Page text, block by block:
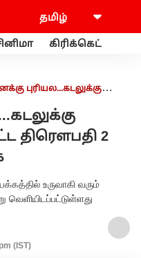
கிரிக்கெட்
புரியல...கடலுக்கு
திரெளபதி 2
உருவாகி வரும்
வெளியிடப்பட்டுள்ளது
(IST)